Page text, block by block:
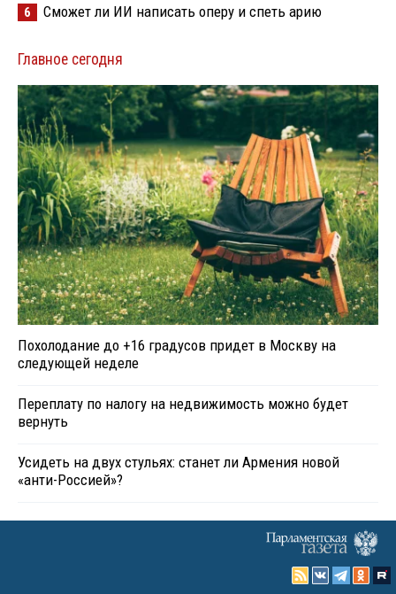
6 Сможет ли ИИ написать оперу и спеть арию
Главное сегодня
Похолодание до +16 градусов придет в Москву на
следующей неделе
Переплату по налогу на недвижимость можно будет
вернуть
Усидеть на двух стульях: станет ли Армения новой
«анти-Россией»?